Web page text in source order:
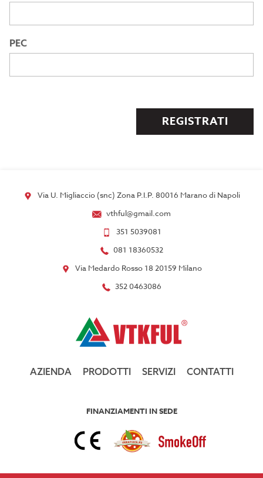
PEC
REGISTRATI
Via U. Migliaccio (snc) Zona P.I.P. 80016 Marano di Napoli
vthful@gmail.com
351 5039081
081 18360532
Via Medardo Rosso 18 20159 Milano
352 0463086
AZIENDA PRODOTTI SERVIZI CONTATTI
FINANZIAMENTI IN SEDE